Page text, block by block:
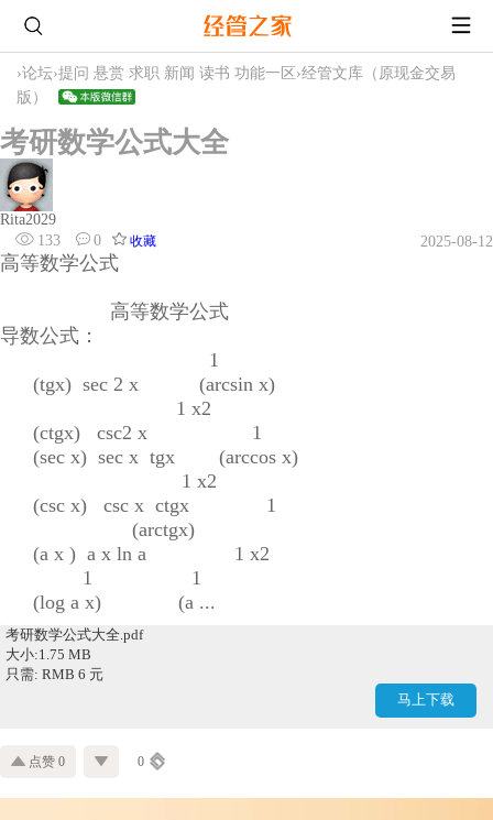
›论坛›提问 悬赏 求职 新闻 读书 功能一区 ›经管文库（原现金交易
版）
考研数学公式大全
Rita2029
133
0 收藏 2025-08-12
高等数学公式
高等数学公式
导数公式：
1
(tgx) sec 2 x (arcsin x)
1 x2
(ctgx) csc2 x 1
(sec x) sec x tgx (arccos x)
1 x2
(csc x) csc x ctgx 1
(arctgx)
(a x ) a x ln a 1 x2
1 1
(log a x) (a ...
考研数学公式大全.pdf
大小:1.75 MB
只需: RMB 6 元
马上下载
点赞 0 0